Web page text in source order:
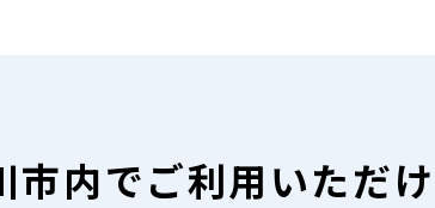
市内でご利用いただ